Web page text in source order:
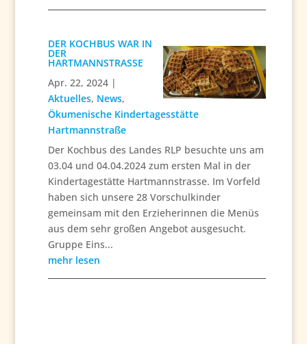
DER KOCHBUS WAR IN
DER
HARTMANNSTRASSE
Apr. 22, 2024 |
Aktuelles, News,
Ökumenische Kindertagesstätte
Hartmannstraße
Der Kochbus des Landes RLP besuchte uns am
03.04 und 04.04.2024 zum ersten Mal in der
Kindertagestätte Hartmannstrasse. Im Vorfeld
haben sich unsere 28 Vorschulkinder
gemeinsam mit den Erzieherinnen die Menüs
aus dem sehr großen Angebot ausgesucht.
Gruppe Eins...
mehr lesen